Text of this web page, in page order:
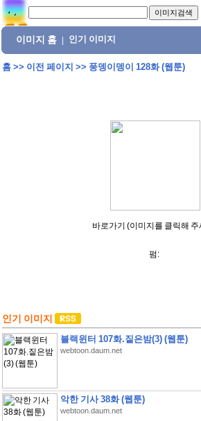
이미지 홈 인기 이미지
홈>> 이전 페이지 >> 풍뎅이뎅이 128화 (웹툰)
바로가기 (이미지를 클릭해
펌:
인기 이미지
블랙윈터 107화.짙은밤(3) (웹툰)
webtoon.daum.net
악한 기사 38화 (웹툰)
webtoon.daum.net